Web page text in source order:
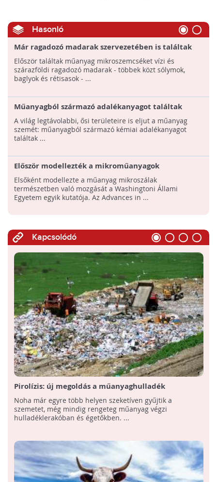
Hasonló
Már ragadozó madarak szervezetében is találtak
mikroműanyagot
Először találtak műanyag mikroszemcséket vízi és
szárazföldi ragadozó madarak - többek közt sólymok,
baglyok és rétisasok - ...
Műanyagból származó adalékanyagot találtak
északi-sarkvidéki madár tojásaiban
A világ legtávolabbi, ősi területeire is eljut a műanyag
szemét: műanyagból származó kémiai adalékanyagot
találtak ...
Először modellezték a mikroműanyagok
természetben való mozgását
Elsőként modellezte a műanyag mikroszálak
természetben való mozgását a Washingtoni Állami
Egyetem egyik kutatója. Az Advances in ...
Kapcsolódó
Pirolízis: új megoldás a műanyaghulladék
kezelésére?
Noha már egyre több helyen szeketíven gyűjtik a
szemetet, még mindig rengeteg műanyag végzi
hulladéklerakóban és égetőkben. ...